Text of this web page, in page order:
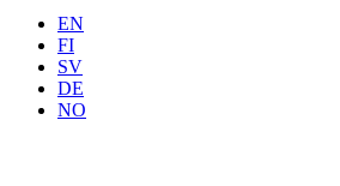
EN
FI
SV
DE
NO